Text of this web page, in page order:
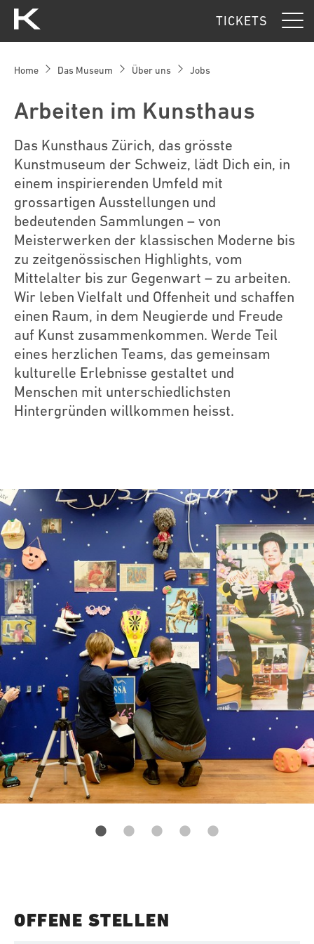
TICKETS
Home Das Museum Über uns Jobs
Arbeiten im Kunsthaus
Das Kunsthaus Zürich, das grösste
Kunstmuseum der Schweiz, lädt Dich ein, in
einem inspirierenden Umfeld mit
grossartigen Ausstellungen und
bedeutenden Sammlungen – von
Meisterwerken der klassischen Moderne bis
zu zeitgenössischen Highlights, vom
Mittelalter bis zur Gegenwart – zu arbeiten.
Wir leben Vielfalt und Offenheit und schaffen
einen Raum, in dem Neugierde und Freude
auf Kunst zusammenkommen. Werde Teil
eines herzlichen Teams, das gemeinsam
kulturelle Erlebnisse gestaltet und
Menschen mit unterschiedlichsten
Hintergründen willkommen heisst.
OFFENE STELLEN